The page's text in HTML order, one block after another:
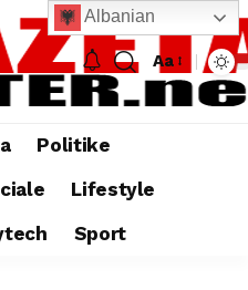
Aa
Politike
Lifestyle
Sport
Albanian